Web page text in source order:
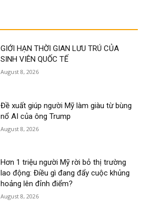
GIỚI HẠN THỜI GIAN LƯU TRÚ CỦA
SINH VIÊN QUỐC TẾ
August 8, 2026
Đề xuất giúp người Mỹ làm giàu từ bùng
nổ AI của ông Trump
August 8, 2026
Hơn 1 triệu người Mỹ rời bỏ thị trường
lao động: Điều gì đang đẩy cuộc khủng
hoảng lên đỉnh điểm?
August 8, 2026